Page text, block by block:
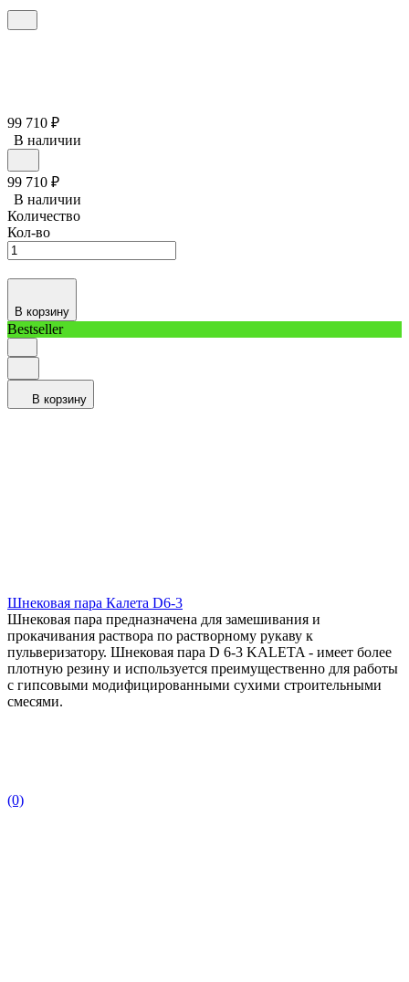
99 710 ₽
В наличии
99 710 ₽
В наличии
Количество
Кол-во
В корзину
Bestseller
В корзину
Шнековая пара Калета D6-3
Шнековая пара предназначена для замешивания и
прокачивания раствора по растворному рукаву к
пульверизатору. Шнековая пара D 6-3 KALETA - имеет более
плотную резину и используется преимущественно для работы
с гипсовыми модифицированными сухими строительными
смесями.
(0)